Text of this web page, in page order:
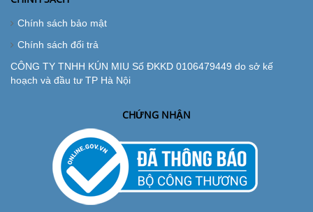
Chính sách bảo mật
Chính sách đổi trả
CÔNG TY TNHH KÚN MIU Số ĐKKD 0106479449 do sở kế
hoạch và đầu tư TP Hà Nội
CHỨNG NHẬN